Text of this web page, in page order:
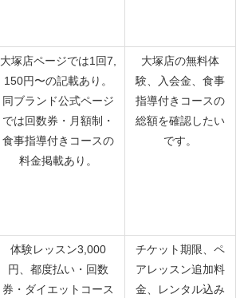
大塚店ページでは1回7,
150円〜の記載あり。
同ブランド公式ページ
では回数券・月額制・
食事指導付きコースの
料金掲載あり。
大塚店の無料体
験、入会金、食事
指導付きコースの
総額を確認したい
です。
体験レッスン3,000
円、都度払い・回数
券・ダイエットコース
チケット期限、ペ
アレッスン追加料
金、レンタル込み